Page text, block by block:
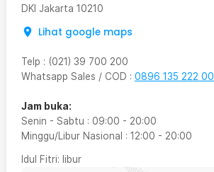
DKI Jakarta 10210
Lihat google maps
Telp : (021) 39 700 200
Whatsapp Sales / COD : 0896 135 222 00
Jam buka:
Senin - Sabtu : 09:00 - 20:00
Minggu/Libur Nasional : 12:00 - 20:00
Idul Fitri: libur